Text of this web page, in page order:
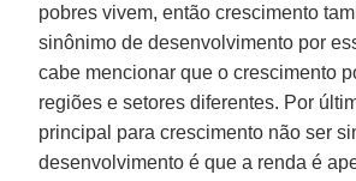
pobres vivem, então crescimento
sinônimo de desenvolvimento por
cabe mencionar que o crescimento
regiões e setores diferentes. Por
principal para crescimento não ser
desenvolvimento é que a renda é